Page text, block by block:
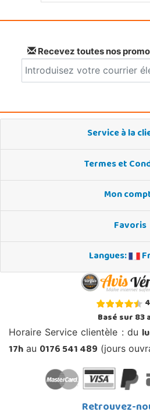
Recevez toutes nos
Service à la
Termes et
Mon
Favoris
Langues:
Basé sur83
Horaire Service clientèle : du
17h au 0176 541 489 (jours
Retrouvez-